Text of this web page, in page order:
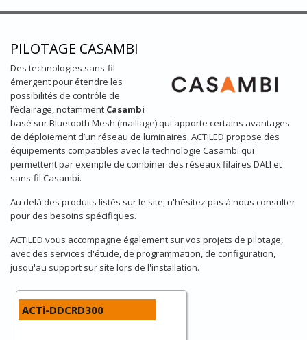
PILOTAGE CASAMBI
Des technologies sans-fil
émergent pour étendre les
possibilités de contrôle de
l’éclairage, notamment Casambi
basé sur Bluetooth Mesh (maillage) qui apporte certains avantages
de déploiement d’un réseau de luminaires. ACTiLED propose des
équipements compatibles avec la technologie Casambi qui
permettent par exemple de combiner des réseaux filaires DALI et
sans-fil Casambi.
Au delà des produits listés sur le site, n'hésitez pas à nous consulter
pour des besoins spécifiques.
ACTiLED vous accompagne également sur vos projets de pilotage,
avec des services d'étude, de programmation, de configuration,
jusqu'au support sur site lors de l'installation.
ACTi-DDCRD300